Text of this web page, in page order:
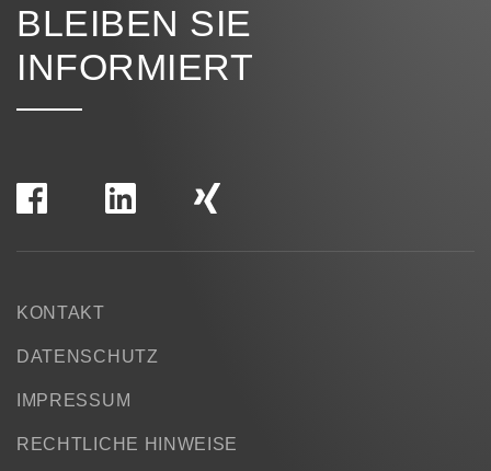
BLEIBEN SIE
INFORMIERT
KONTAKT
DATENSCHUTZ
IMPRESSUM
RECHTLICHE HINWEISE